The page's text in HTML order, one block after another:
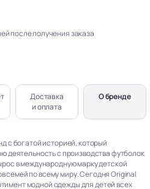
после получения заказа
Доставка
и оплата
О бренде
с богатой историей, который
деятельность с производства футболок
в международную марку детской
семей по всему миру. Сегодня Original
модной одежды для детей всех